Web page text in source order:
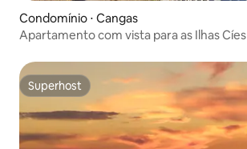
Condomínio ⋅ Cangas
Apartamento com vista para as Ilhas Cíes
Superhost
Superhost